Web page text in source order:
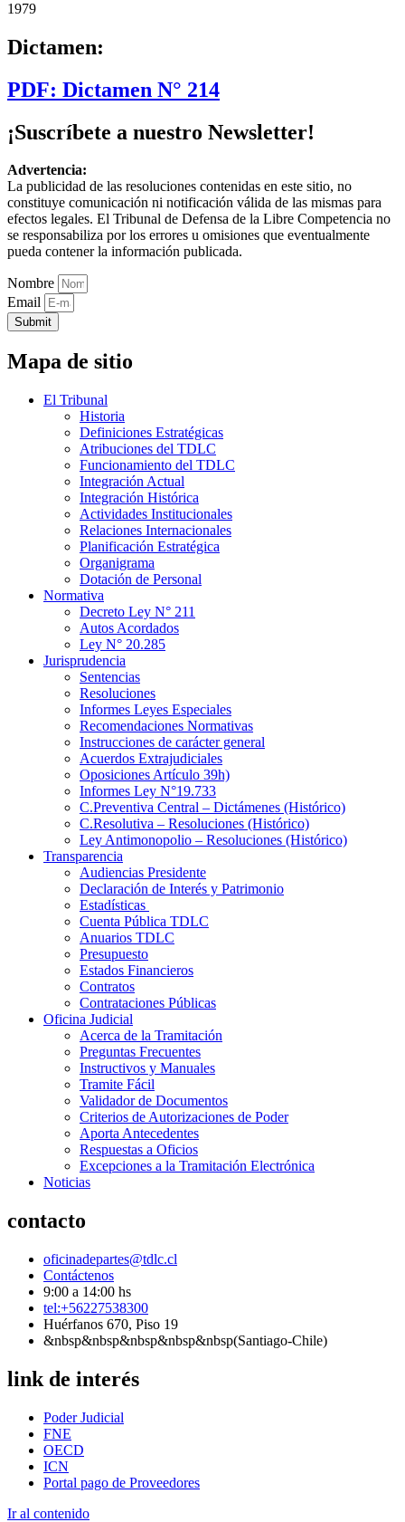
1979
Dictamen:
PDF: Dictamen N° 214
¡Suscríbete a nuestro Newsletter!
Advertencia:
La publicidad de las resoluciones contenidas en este sitio, no
constituye comunicación ni notificación válida de las mismas para
efectos legales. El Tribunal de Defensa de la Libre Competencia no
se responsabiliza por los errores u omisiones que eventualmente
pueda contener la información publicada.
Nombre
Email
Submit
Mapa de sitio
El Tribunal
Historia
Definiciones Estratégicas
Atribuciones del TDLC
Funcionamiento del TDLC
Integración Actual
Integración Histórica
Actividades Institucionales
Relaciones Internacionales
Planificación Estratégica
Organigrama
Dotación de Personal
Normativa
Decreto Ley N° 211
Autos Acordados
Ley N° 20.285
Jurisprudencia
Sentencias
Resoluciones
Informes Leyes Especiales
Recomendaciones Normativas
Instrucciones de carácter general
Acuerdos Extrajudiciales
Oposiciones Artículo 39h)
Informes Ley N°19.733
C.Preventiva Central – Dictámenes (Histórico)
C.Resolutiva – Resoluciones (Histórico)
Ley Antimonopolio – Resoluciones (Histórico)
Transparencia
Audiencias Presidente
Declaración de Interés y Patrimonio
Estadísticas
Cuenta Pública TDLC
Anuarios TDLC
Presupuesto
Estados Financieros
Contratos
Contrataciones Públicas
Oficina Judicial
Acerca de la Tramitación
Preguntas Frecuentes
Instructivos y Manuales
Tramite Fácil
Validador de Documentos
Criterios de Autorizaciones de Poder
Aporta Antecedentes
Respuestas a Oficios
Excepciones a la Tramitación Electrónica
Noticias
contacto
oficinadepartes@tdlc.cl
Contáctenos
9:00 a 14:00 hs
tel:+56227538300
Huérfanos 670, Piso 19
&nbsp&nbsp&nbsp&nbsp&nbsp(Santiago-Chile)
link de interés
Poder Judicial
FNE
OECD
ICN
Portal pago de Proveedores
Ir al contenido